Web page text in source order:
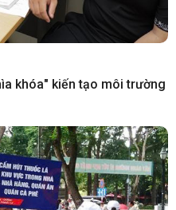
khóa" kiến tạo môi trường